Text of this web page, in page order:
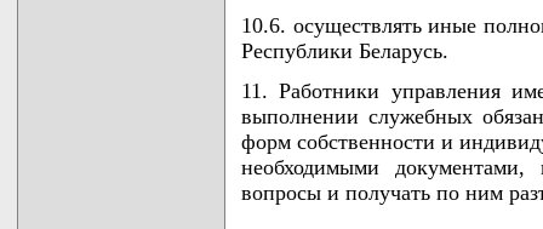
10.6. осуществлять иные
Республики Беларусь.
11. Работники управления
выполнении служебных
форм собственности и
необходимыми документами,
вопросы и получать по ним